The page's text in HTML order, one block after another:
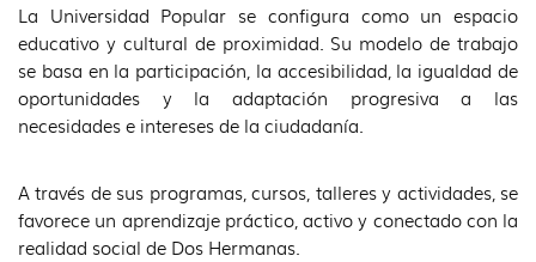
La Universidad Popular se configura como un espacio
educativo y cultural de proximidad. Su modelo de trabajo
se basa en la participación, la accesibilidad, la igualdad de
oportunidades y la adaptación progresiva a las
necesidades e intereses de la ciudadanía.
A través de sus programas, cursos, talleres y actividades, se
favorece un aprendizaje práctico, activo y conectado con la
realidad social de Dos Hermanas.